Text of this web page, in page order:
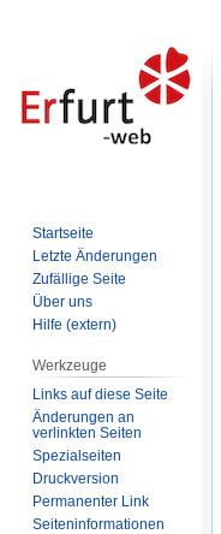
Startseite
Letzte Änderungen
Zufällige Seite
Über uns
Hilfe (extern)
Werkzeuge
Links auf diese Seite
Änderungen an
verlinkten Seiten
Spezialseiten
Druckversion
Permanenter Link
Seiten­informationen